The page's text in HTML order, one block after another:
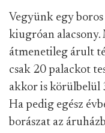
Vegyünk egy
kiugróan alacsony.
átmenetileg árult
csak 20 palackot
akkor is körülbelül
Ha pedig egész
borászat az